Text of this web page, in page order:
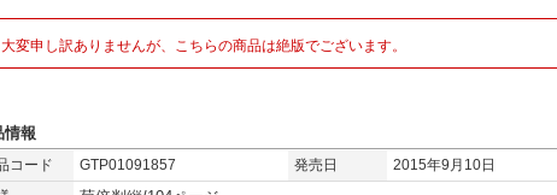
変申し訳ありませんが、こちらの商品は絶版でございます。
情報
コード GTP01091857 発売日
2015年9月10日